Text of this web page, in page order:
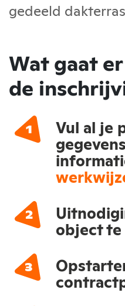
gedeeld
Wat gaat
de
Vul al je
object